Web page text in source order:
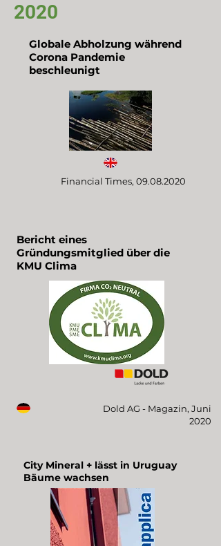
2020
Globale Abholzung während
Corona Pandemie
beschleunigt
Financial Times, 09.08.2020
Bericht eines
Gründungsmitglied über die
KMU Clima
Dold AG - Magazin, Juni
2020
City Mineral + lässt in Uruguay
Bäume wachsen